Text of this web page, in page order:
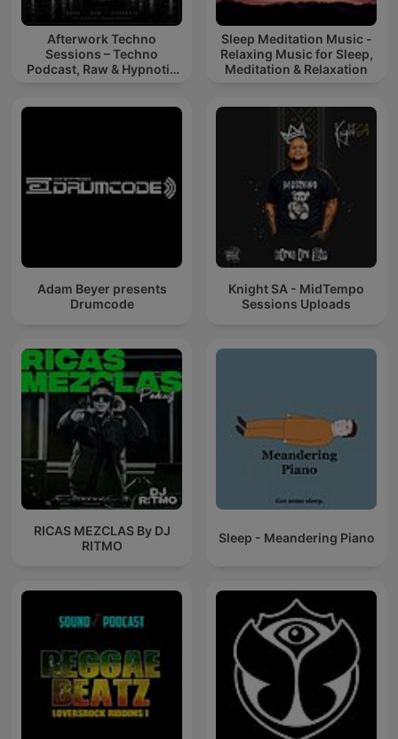
Afterwork Techno
Sessions – Techno
Podcast, Raw & Hypnotic
Sleep Meditation Music -
Relaxing Music for Sleep,
Meditation & Relaxation
Adam Beyer presents
Drumcode
Knight SA - MidTempo
Sessions Uploads
RICAS MEZCLAS By DJ
RITMO
Sleep - Meandering Piano